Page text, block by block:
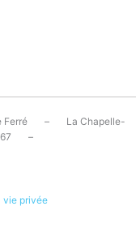
Ferré – La Chapelle-
67 –
vie privée